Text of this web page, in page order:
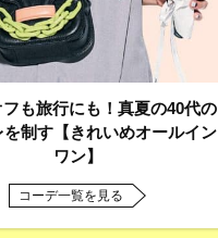
も旅行にも！真夏の40代の
制す【きれいめオールイン
ワン】
コーデ一覧を見る